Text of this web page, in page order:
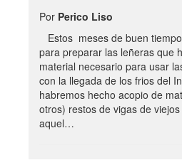
Por Perico Liso
Estos meses de buen
para preparar las leñeras que
material necesario para usar
con la llegada de los frios del
habremos hecho acopio de
otros) restos de vigas de
aquel…